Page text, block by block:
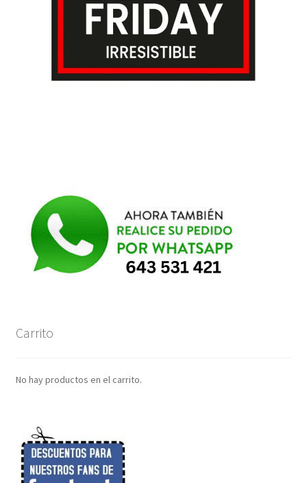
Carrito
No hay productos en el carrito.